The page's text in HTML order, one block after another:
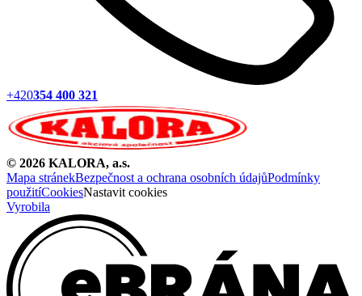
+420354 400 321
© 2026 KALORA, a.s.
Mapa stránekBezpečnost a ochrana osobních údajůPodmínky
použitíCookiesNastavit cookies
Vyrobila